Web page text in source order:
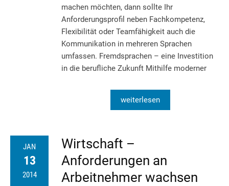
machen möchten, dann sollte Ihr
Anforderungsprofil neben Fachkompetenz,
Flexibilität oder Teamfähigkeit auch die
Kommunikation in mehreren Sprachen
umfassen. Fremdsprachen – eine Investition
in die berufliche Zukunft Mithilfe moderner
weiterlesen
JAN
13
2014
Wirtschaft –
Anforderungen an
Arbeitnehmer wachsen